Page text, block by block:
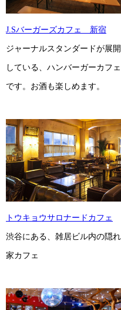
J.Sバーガーズカフェ 新宿
ジャーナルスタンダードが展開
している、ハンバーガーカフェ
です。お酒も楽しめます。
トウキョウサロナードカフェ
渋谷にある、雑居ビル内の隠れ
家カフェ